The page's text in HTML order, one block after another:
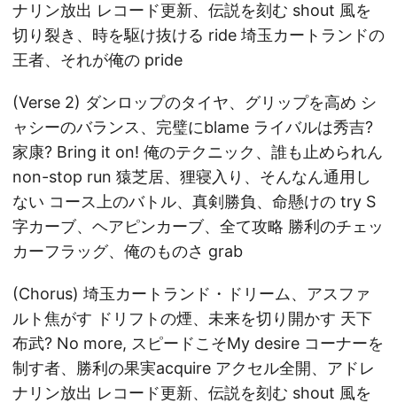
ナリン放出 レコード更新、伝説を刻む shout 風を
切り裂き、時を駆け抜ける ride 埼玉カートランドの
王者、それが俺の pride
(Verse 2) ダンロップのタイヤ、グリップを高め シ
ャシーのバランス、完璧にblame ライバルは秀吉?
家康? Bring it on! 俺のテクニック、誰も止められん
non-stop run 猿芝居、狸寝入り、そんなん通用し
ない コース上のバトル、真剣勝負、命懸けの try S
字カーブ、ヘアピンカーブ、全て攻略 勝利のチェッ
カーフラッグ、俺のものさ grab
(Chorus) 埼玉カートランド・ドリーム、アスファ
ルト焦がす ドリフトの煙、未来を切り開かす 天下
布武? No more, スピードこそMy desire コーナーを
制す者、勝利の果実acquire アクセル全開、アドレ
ナリン放出 レコード更新、伝説を刻む shout 風を